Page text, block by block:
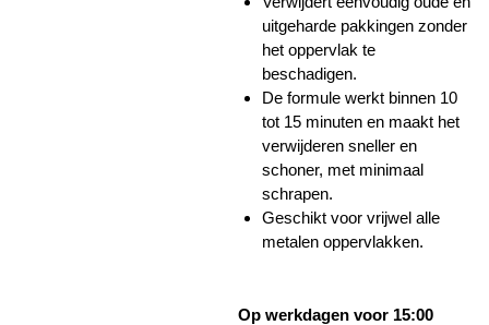
uitgeharde pakkingen zonder
het oppervlak te
beschadigen.
De formule werkt binnen 10
tot 15 minuten en maakt het
verwijderen sneller en
schoner, met minimaal
schrapen.
Geschikt voor vrijwel alle
metalen oppervlakken.
Op werkdagen voor 15:00